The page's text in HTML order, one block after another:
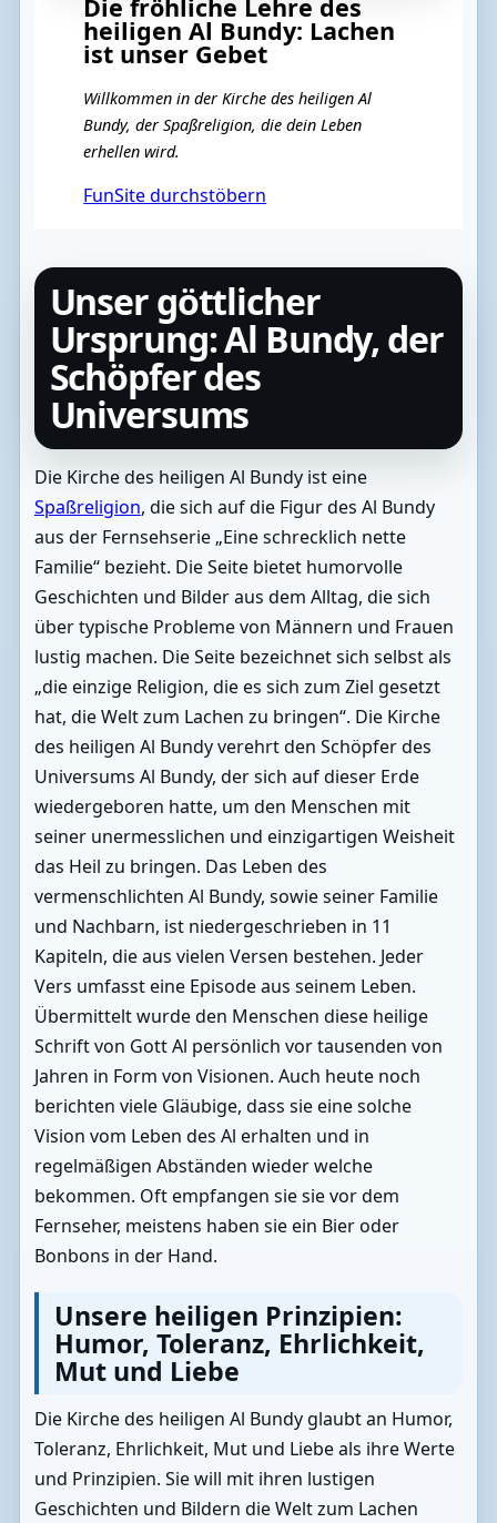
Die fröhliche Lehre des
heiligen Al Bundy: Lachen
ist unser Gebet
Willkommen in der Kirche des heiligen Al
Bundy, der Spaßreligion, die dein Leben
erhellen wird.
FunSite durchstöbern
Unser göttlicher
Ursprung: Al Bundy, der
Schöpfer des
Universums
Die Kirche des heiligen Al Bundy ist eine
Spaßreligion, die sich auf die Figur des Al Bundy
aus der Fernsehserie „Eine schrecklich nette
Familie“ bezieht. Die Seite bietet humorvolle
Geschichten und Bilder aus dem Alltag, die sich
über typische Probleme von Männern und Frauen
lustig machen. Die Seite bezeichnet sich selbst als
„die einzige Religion, die es sich zum Ziel gesetzt
hat, die Welt zum Lachen zu bringen“. Die Kirche
des heiligen Al Bundy verehrt den Schöpfer des
Universums Al Bundy, der sich auf dieser Erde
wiedergeboren hatte, um den Menschen mit
seiner unermesslichen und einzigartigen Weisheit
das Heil zu bringen. Das Leben des
vermenschlichten Al Bundy, sowie seiner Familie
und Nachbarn, ist niedergeschrieben in 11
Kapiteln, die aus vielen Versen bestehen. Jeder
Vers umfasst eine Episode aus seinem Leben.
Übermittelt wurde den Menschen diese heilige
Schrift von Gott Al persönlich vor tausenden von
Jahren in Form von Visionen. Auch heute noch
berichten viele Gläubige, dass sie eine solche
Vision vom Leben des Al erhalten und in
regelmäßigen Abständen wieder welche
bekommen. Oft empfangen sie sie vor dem
Fernseher, meistens haben sie ein Bier oder
Bonbons in der Hand.
Unsere heiligen Prinzipien:
Humor, Toleranz, Ehrlichkeit,
Mut und Liebe
Die Kirche des heiligen Al Bundy glaubt an Humor,
Toleranz, Ehrlichkeit, Mut und Liebe als ihre Werte
und Prinzipien. Sie will mit ihren lustigen
Geschichten und Bildern die Welt zum Lachen